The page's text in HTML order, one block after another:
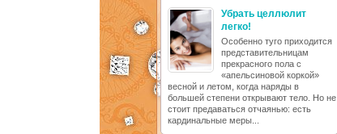
Убрать целлюлит
легко!
Особенно туго приходится
представительницам
прекрасного пола с
«апельсиновой коркой»
весной и летом, когда наряды в
большей степени открывают тело. Но не
стоит предаваться отчаянью: есть
кардинальные меры...